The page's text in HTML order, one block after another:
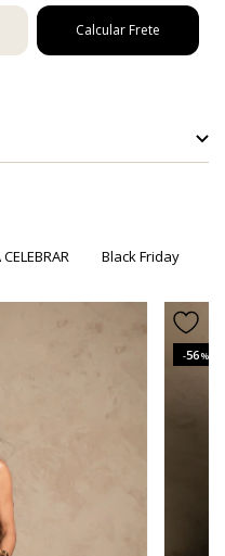
Calcular Frete
entretanto, a
alterar a
peça.
Black Friday
-56%